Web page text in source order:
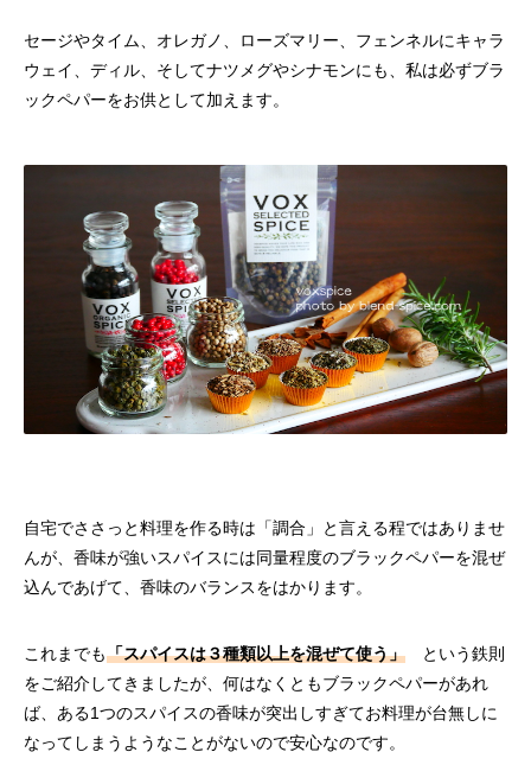
セージやタイム、オレガノ、ローズマリー、フェンネルにキャラ
ウェイ、ディル、そしてナツメグやシナモンにも、私は必ずブラ
ックペパーをお供として加えます。
自宅でささっと料理を作る時は「調合」と言える程ではありませ
んが、香味が強いスパイスには同量程度のブラックペパーを混ぜ
込んであげて、香味のバランスをはかります。
これまでも「スパイスは３種類以上を混ぜて使う」
という鉄則
をご紹介してきましたが、何はなくともブラックペパーがあれ
ば、ある1つのスパイスの香味が突出しすぎてお料理が台無しに
なってしまうようなことがないので安心なのです。